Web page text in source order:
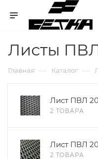
Листы
Главная — Каталог —
Лист ПВЛ
2 ТОВАРА
Лист ПВЛ
2 ТОВАРА